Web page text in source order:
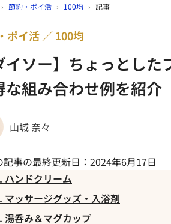
› 節約・ポイ活 › 100均 › 記事
イソー】ちょっとし
な組み合わせ例を紹
ポイ活 100均
山城 奈々
事の最終更新日：2024年6月17日
ハンドクリーム
マッサージグッズ・入浴剤
湯呑み＆マグカップ